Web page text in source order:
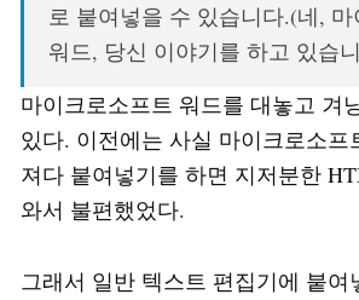
로 붙여넣을 수 있습니다.(네,
워드, 당신 이야기를 하고 있습
마이크로소프트 워드를 대놓고 겨
있다. 이전에는 사실 마이크로소프
져다 붙여넣기를 하면 지저분한
와서 불편했었다.
그래서 일반 텍스트 편집기에 붙여